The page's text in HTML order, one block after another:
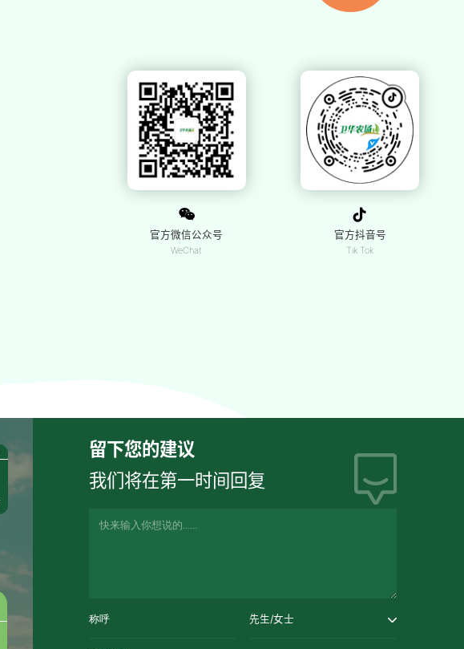
官方微信公众号
WeChat
官方抖音号
Tik Tok
留下您的建议
我们将在第一时间回复
先生/女士